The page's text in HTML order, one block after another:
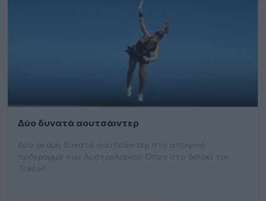
Δύο δυνατά αουτσάιντερ
Δύο ακόμη δυνατά αουτσάιντερ στο αποψινό
πρόγραμμα του Αυστραλιανού Όπεν στο δισάκι του
Trader!